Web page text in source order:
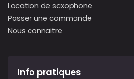
Location de saxophone
Passer une commande
Nous connaitre
Info pratiques